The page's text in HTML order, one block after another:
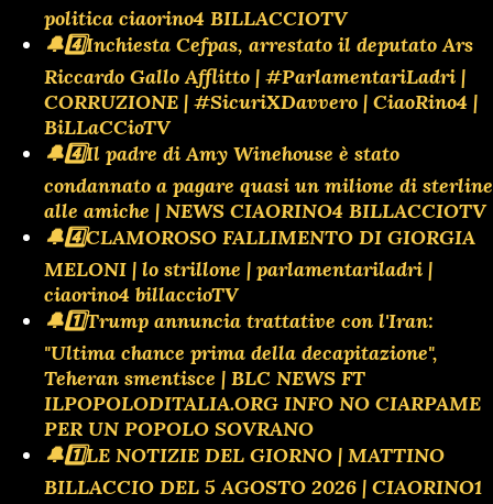
politica ciaorino4 BILLACCIOTV
🔔4️⃣Inchiesta Cefpas, arrestato il deputato Ars
Riccardo Gallo Afflitto | #ParlamentariLadri |
CORRUZIONE | #SicuriXDavvero | CiaoRino4 |
BiLLaCCioTV
🔔4️⃣Il padre di Amy Winehouse è stato
condannato a pagare quasi un milione di sterline
alle amiche | NEWS CIAORINO4 BILLACCIOTV
🔔4️⃣CLAMOROSO FALLIMENTO DI GIORGIA
MELONI | lo strillone | parlamentariladri |
ciaorino4 billaccioTV
🔔1️⃣Trump annuncia trattative con l'Iran:
"Ultima chance prima della decapitazione",
Teheran smentisce | BLC NEWS FT
ILPOPOLODITALIA.ORG INFO NO CIARPAME
PER UN POPOLO SOVRANO
🔔1️⃣LE NOTIZIE DEL GIORNO | MATTINO
BILLACCIO DEL 5 AGOSTO 2026 | CIAORINO1